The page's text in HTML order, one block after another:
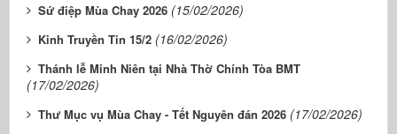
Sứ điệp Mùa Chay 2026 (15/02/2026)
Kinh Truyền Tin 15/2 (16/02/2026)
Thánh lễ Minh Niên tại Nhà Thờ Chính Tòa BMT
(17/02/2026)
Thư Mục vụ Mùa Chay - Tết Nguyên đán 2026 (17/02/2026)